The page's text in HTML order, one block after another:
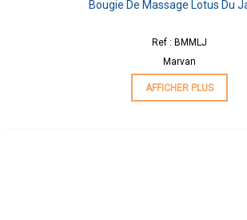
Bougie De Massage Lotus Du
Ref : BMMLJ
Marvan
AFFICHER PLUS